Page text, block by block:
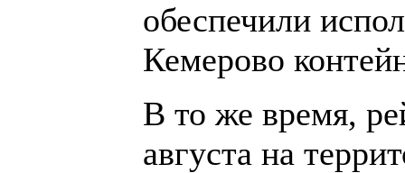
обеспечили
Кемерово
В то же время,
августа на